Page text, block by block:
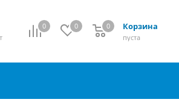
0 0 Корзина
0
пуста
0